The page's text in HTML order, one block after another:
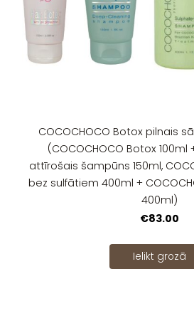
COCOCHOCO Botox pilnais
(COCOCHOCO Botox 100ml
attīrošais šampūns 150ml,
bez sulfātiem 400ml +
400ml)
€83.00
Ielikt grozā